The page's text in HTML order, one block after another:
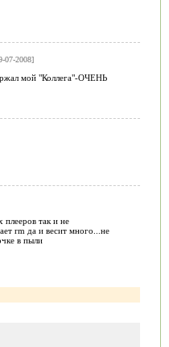
07-2008]
мой "Коллега"-ОЧЕНЬ
плееров так и не
rm да и весит много...не
в пыли